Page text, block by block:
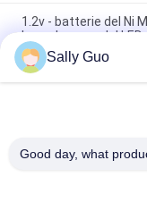
1.2v - batterie del Ni
lunga leggera del LED
batterie ricaricabili di
250H del bottone di
batterie ricaricabili di
Sally Guo
Good day, what